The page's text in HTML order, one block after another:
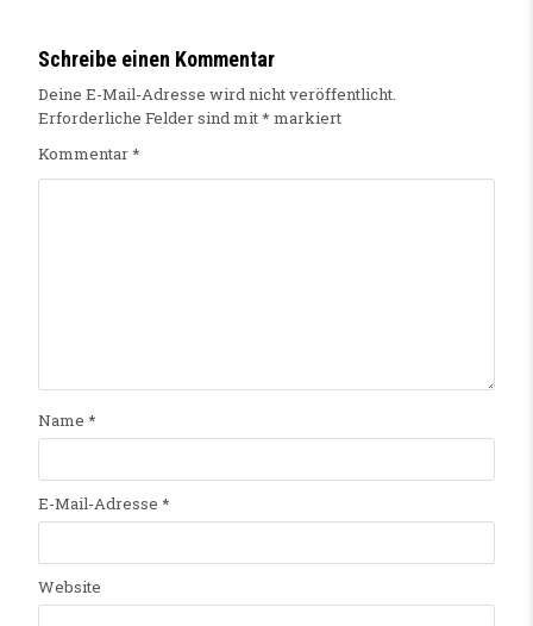
Schreibe einen Kommentar
Deine E-Mail-Adresse wird nicht veröffentlicht.
Erforderliche Felder sind mit* markiert
Kommentar*
Name *
E-Mail-Adresse *
Website